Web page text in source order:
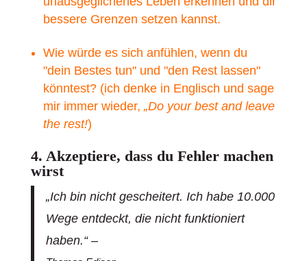
bessere Grenzen setzen kannst.
Wie würde es sich anfühlen, wenn du
"dein Bestes tun" und "den Rest lassen"
könntest? (ich denke in Englisch und sage
mir immer wieder, „Do your best and leave
the rest!)
4. Akzeptiere, dass du Fehler machen
wirst
„Ich bin nicht gescheitert. Ich habe 10.000
Wege entdeckt, die nicht funktioniert
haben.“ –